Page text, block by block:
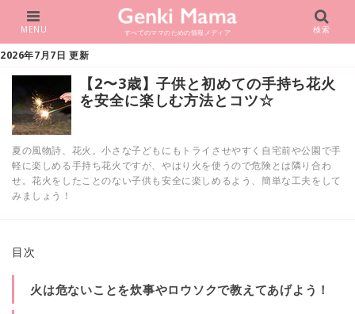
すべてのママのための情報メディア
MENU 検索
2026年7月7日 更新
【2〜3歳】子供と初めての手持ち花火
を安全に楽しむ方法とコツ☆
夏の風物詩、花火。小さな子どもにもトライさせやすく自宅前や公園で手
軽に楽しめる手持ち花火ですが、やはり火を使うので危険とは隣り合わ
せ。花火をしたことのない子供も安全に楽しめるよう、簡単な工夫をして
みましょう！
目次
火は危ないことを炊事やロウソクで教えてあげよう！